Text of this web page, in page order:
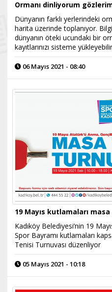
Ormanı dinliyorum
Dünyanın farklı yerlerindeki
harita üzerinde toplanıyor.
dünyanın öteki ucundaki bir
kayıtlarınızı sisteme
06 Mayıs 2021 - 08:40
19 Mayıs kutlamaları
Kadıköy Belediyesi’nin 19
Spor Bayramı kutlamaları
Tenisi Turnuvası düzenliyor
05 Mayıs 2021 - 10:18